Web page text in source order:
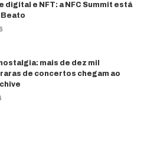
digital e NFT: a NFC Summit está
Beato
mais de dez mil
de concertos chegam ao